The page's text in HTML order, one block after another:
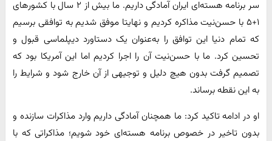
سر برنامه هسته‌ای ایران آمادگی داریم. ما بیش از ۲ سال با کشورهای
۱+۵ با حسن‌نیت مذاکره کردیم و نهایتا موفق شدیم به توافقی برسیم
که تمام دنیا این توافق را به‌عنوان یک دستاورد دیپلماسی قبول و
تحسین کرد. ما با حسن‌نیت آن را اجرا کردیم اما این آمریکا بود که
تصمیم گرفت بدون هیچ دلیل و توجیهی از آن خارج شود و شرایط را
به این نقطه برساند.
او در ادامه تاکید کرد: ما همچنان آمادگی داریم وارد مذاکرات سازنده و
بدون تاخیر در خصوص برنامه‌ هسته‌ای خود شویم؛ مذاکراتی که با